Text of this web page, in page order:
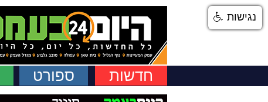
חדשות ספורט
נגישות